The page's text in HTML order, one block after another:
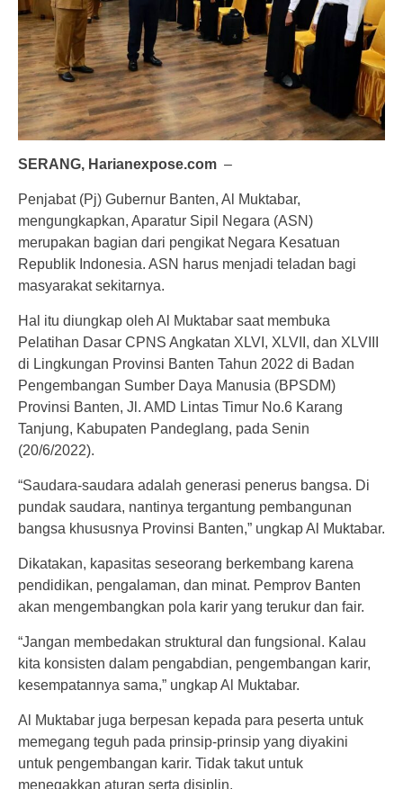
SERANG, Harianexpose.com –
Penjabat (Pj) Gubernur Banten, Al Muktabar,
mengungkapkan, Aparatur Sipil Negara (ASN)
merupakan bagian dari pengikat Negara Kesatuan
Republik Indonesia. ASN harus menjadi teladan bagi
masyarakat sekitarnya.
Hal itu diungkap oleh Al Muktabar saat membuka
Pelatihan Dasar CPNS Angkatan XLVI, XLVII, dan XLVIII
di Lingkungan Provinsi Banten Tahun 2022 di Badan
Pengembangan Sumber Daya Manusia (BPSDM)
Provinsi Banten, Jl. AMD Lintas Timur No.6 Karang
Tanjung, Kabupaten Pandeglang, pada Senin
(20/6/2022).
“Saudara-saudara adalah generasi penerus bangsa. Di
pundak saudara, nantinya tergantung pembangunan
bangsa khususnya Provinsi Banten,” ungkap Al Muktabar.
Dikatakan, kapasitas seseorang berkembang karena
pendidikan, pengalaman, dan minat. Pemprov Banten
akan mengembangkan pola karir yang terukur dan fair.
“Jangan membedakan struktural dan fungsional. Kalau
kita konsisten dalam pengabdian, pengembangan karir,
kesempatannya sama,” ungkap Al Muktabar.
Al Muktabar juga berpesan kepada para peserta untuk
memegang teguh pada prinsip-prinsip yang diyakini
untuk pengembangan karir. Tidak takut untuk
menegakkan aturan serta disiplin.